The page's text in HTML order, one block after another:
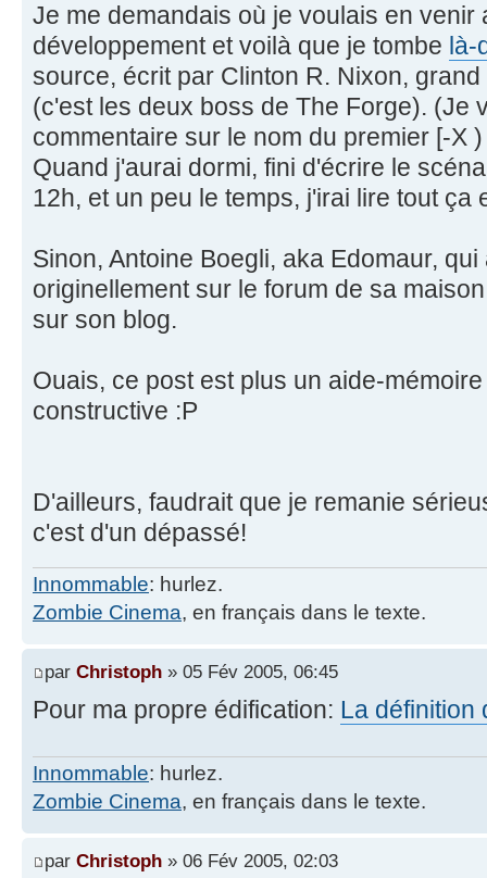
Je me demandais où je voulais en venir
développement et voilà que je tombe là-
source, écrit par Clinton R. Nixon,
(c'est les deux boss de The Forge). (Je
commentaire sur le nom du premier [-X )
Quand j'aurai dormi, fini d'écrire le
12h, et un peu le temps, j'irai lire tout ça
Sinon, Antoine Boegli, aka Edomaur,
originellement sur le forum de sa
sur son blog.
Ouais, ce post est plus un aide-
constructive :P
D'ailleurs, faudrait que je remanie
c'est d'un dépassé!
Innommable: hurlez.
Zombie Cinema, en français dans le texte.
par Christoph » 05 Fév 2005, 06:45
Pour ma propre édification: La définition
Innommable: hurlez.
Zombie Cinema, en français dans le texte.
par Christoph » 06 Fév 2005, 02:03